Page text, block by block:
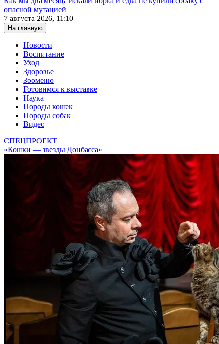
опасной мутацией
7 августа 2026, 11:10
На главную
Новости
Воспитание
Уход
Здоровье
Зооменю
Готовимся к выставке
Наука
Породы кошек
Породы собак
Видео
СПЕЦПРОЕКТ
«Кошки — звезды Донбасса»